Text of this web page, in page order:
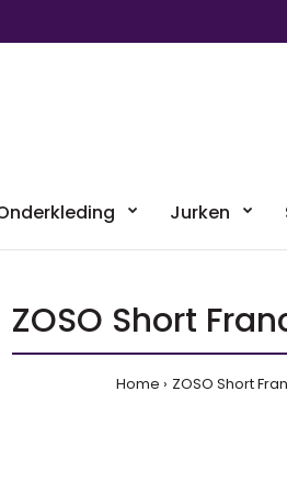
Jurken
ZOSO Short
Home ZOSO Short